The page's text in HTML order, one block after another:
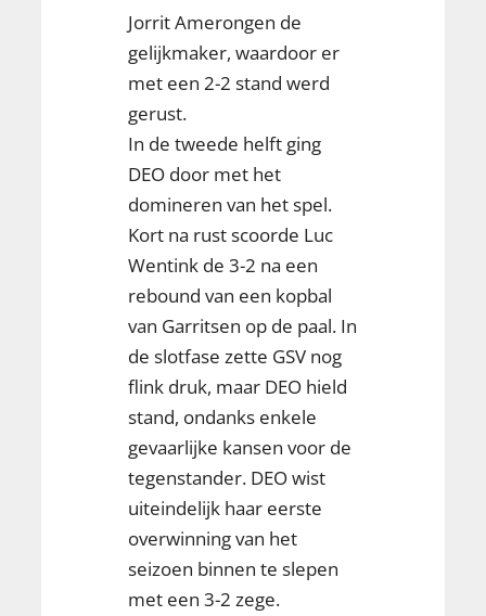
Jorrit Amerongen de
gelijkmaker, waardoor er
met een 2-2 stand werd
gerust.
In de tweede helft ging
DEO door met het
domineren van het spel.
Kort na rust scoorde Luc
Wentink de 3-2 na een
rebound van een kopbal
van Garritsen op de paal. In
de slotfase zette GSV nog
flink druk, maar DEO hield
stand, ondanks enkele
gevaarlijke kansen voor de
tegenstander. DEO wist
uiteindelijk haar eerste
overwinning van het
seizoen binnen te slepen
met een 3-2 zege.